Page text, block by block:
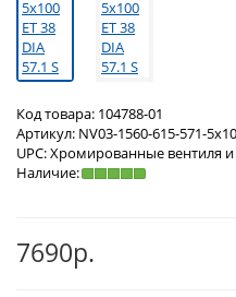
Код товара: 104788-01
Артикул: NV03-1560-615-571-
UPC:Хромированные вентиля
Наличие:
7690р.